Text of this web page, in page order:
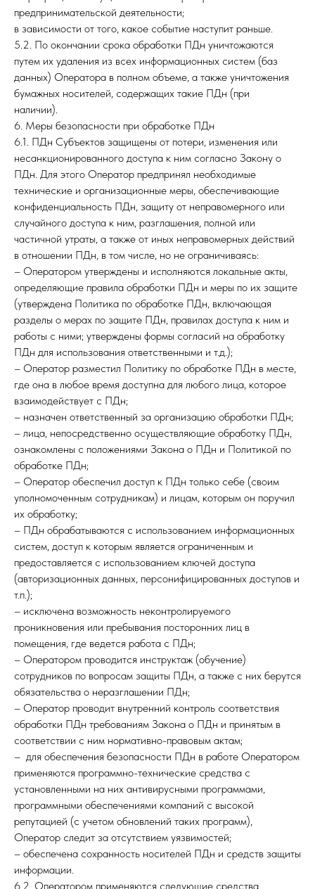
предпринимательской деятельности;
в зависимости от того, какое событие наступит раньше.
5.2. По окончании срока обработки ПДн уничтожаются
путем их удаления из всех информационных систем (баз
данных) Оператора в полном объеме, а также уничтожения
бумажных носителей, содержащих такие ПДн (при
наличии).
6. Меры безопасности при обработке ПДн
6.1. ПДн Субъектов защищены от потери, изменения или
несанкционированного доступа к ним согласно Закону о
ПДн. Для этого Оператор предпринял необходимые
технические и организационные меры, обеспечивающие
конфиденциальность ПДн, защиту от неправомерного или
случайного доступа к ним, разглашения, полной или
частичной утраты, а также от иных неправомерных действий
в отношении ПДн, в том числе, но не ограничиваясь:
– Оператором утверждены и исполняются локальные акты,
определяющие правила обработки ПДн и меры по их защите
(утверждена Политика по обработке ПДн, включающая
разделы о мерах по защите ПДн, правилах доступа к ним и
работы с ними; утверждены формы согласий на обработку
ПДн для использования ответственными и т.д.);
– Оператор разместил Политику по обработке ПДн в месте,
где она в любое время доступна для любого лица, которое
взаимодействует с ПДн;
– назначен ответственный за организацию обработки ПДн;
– лица, непосредственно осуществляющие обработку ПДн,
ознакомлены с положениями Закона о ПДн и Политикой по
обработке ПДн;
– Оператор обеспечил доступ к ПДн только себе (своим
уполномоченным сотрудникам) и лицам, которым он поручил
их обработку;
– ПДн обрабатываются с использованием информационных
систем, доступ к которым является ограниченным и
предоставляется с использованием ключей доступа
(авторизационных данных, персонифицированных доступов и
т.п.);
– исключена возможность неконтролируемого
проникновения или пребывания посторонних лиц в
помещения, где ведется работа с ПДн;
– Оператором проводится инструктаж (обучение)
сотрудников по вопросам защиты ПДн, а также с них берутся
обязательства о неразглашении ПДн;
– Оператор проводит внутренний контроль соответствия
обработки ПДн требованиям Закона о ПДн и принятым в
соответствии с ним нормативно-правовым актам;
– для обеспечения безопасности ПДн в работе Оператором
применяются программно-технические средства с
установленными на них антивирусными программами,
программными обеспечениями компаний с высокой
репутацией (с учетом обновлений таких программ),
Оператор следит за отсутствием уязвимостей;
– обеспечена сохранность носителей ПДн и средств защиты
информации.
6.2. Оператором применяются следующие средства